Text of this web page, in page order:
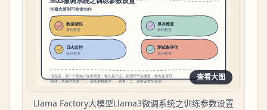
查看大图
Llama Factory大模型Llama3微调系统之训练参数设置